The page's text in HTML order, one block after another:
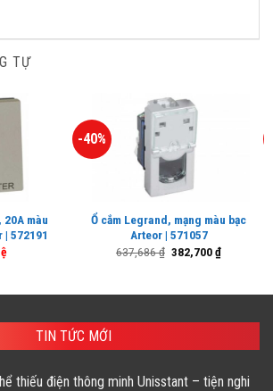
TỰ
màu
| 572191
-40%
Ổ cắm Legrand, mạng màu bạc
Arteor | 571057
637,686₫ Giá
382,700₫Giá
382,700 ₫.
TIN TỨC MỚI
thiếu điện thông minh Unisstant – tiện nghi